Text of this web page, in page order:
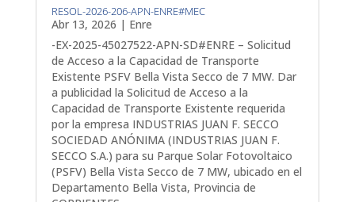
RESOL-2026-206-APN-ENRE#MEC
Abr 13, 2026 | Enre
-EX-2025-45027522-APN-SD#ENRE – Solicitud
de Acceso a la Capacidad de Transporte
Existente PSFV Bella Vista Secco de 7 MW. Dar
a publicidad la Solicitud de Acceso a la
Capacidad de Transporte Existente requerida
por la empresa INDUSTRIAS JUAN F. SECCO
SOCIEDAD ANÓNIMA (INDUSTRIAS JUAN F.
SECCO S.A.) para su Parque Solar Fotovoltaico
(PSFV) Bella Vista Secco de 7 MW, ubicado en el
Departamento Bella Vista, Provincia de